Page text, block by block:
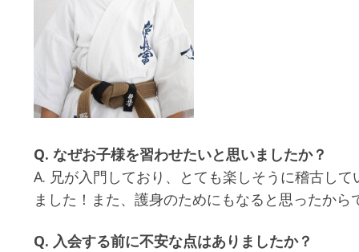
Q. なぜお子様を習わせたいと思いましたか？
A. 兄が入門しており、とても楽しそうに稽古し
ました！また、護身のためにもなると思ったから
Q. 入会する前に不安な点はありましたか？